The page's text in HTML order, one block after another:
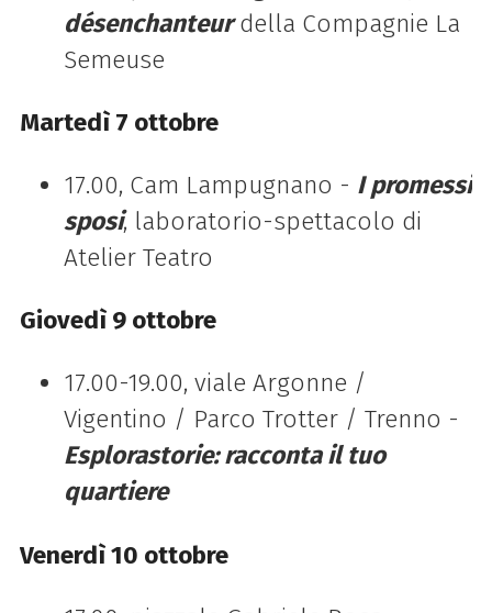
désenchanteurdella Compagnie La
Semeuse
Martedì 7 ottobre
17.00, Cam Lampugnano - I promessi
sposi, laboratorio-spettacolo di
Atelier Teatro
Giovedì 9 ottobre
17.00-19.00, viale Argonne /
Vigentino / Parco Trotter / Trenno -
Esplorastorie: racconta il tuo
quartiere
Venerdì 10 ottobre